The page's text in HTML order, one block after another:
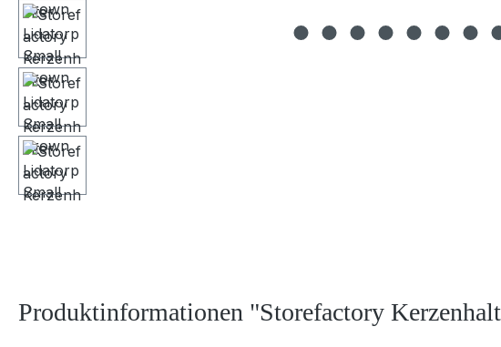
Produktinformationen "Storefactory